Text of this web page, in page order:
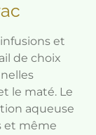
et
de choix
le maté. Le
aqueuse
et même